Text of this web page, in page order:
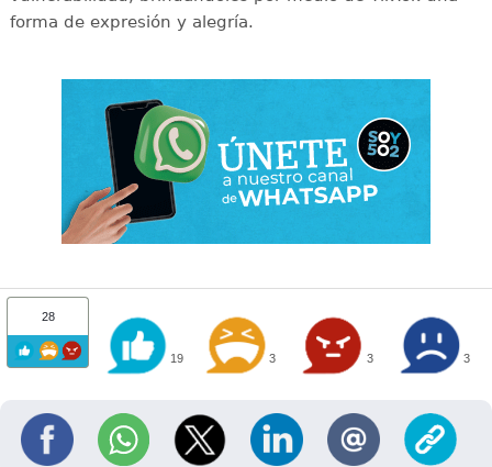
forma de expresión y alegría.
28
19 3 3 3